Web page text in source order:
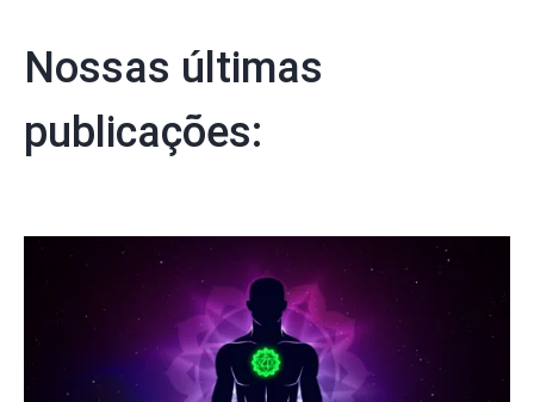
Nossas últimas
publicações: